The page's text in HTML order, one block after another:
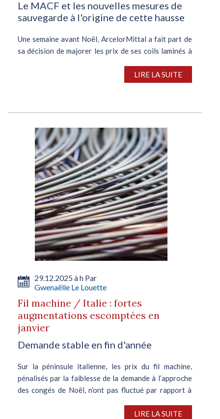
Le MACF et les nouvelles mesures de
sauvegarde à l'origine de cette hausse
Une semaine avant Noël, ArcelorMittal a fait part de
sa décision de majorer les prix de ses coils laminés à
l’activité en fin d’année, cette annonce n’a eu qu’un
LIRE LA SUITE
29.12.2025 à h Par
Gwenaëlle Le Louette
Fil machine / Italie : fortes
augmentations escomptées en
janvier
Demande stable en fin d'année
Sur la péninsule italienne, les prix du fil machine,
pénalisés par la faiblesse de la demande à l’approche
des congés de Noël, n’ont pas fluctué par rapport à
LIRE LA SUITE